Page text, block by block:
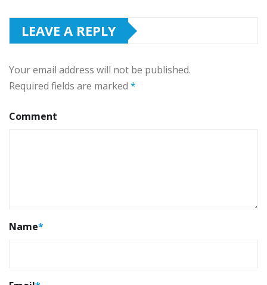
LEAVE A REPLY
Your email address will not be published.
Required fields are marked *
Comment
Name*